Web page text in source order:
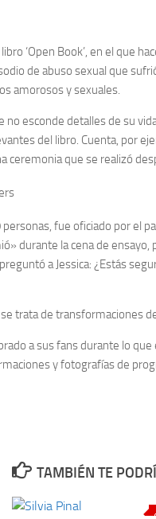
‘Open Book’, en el que
de abuso sexual que
amorosos y sexuales.
no esconde detalles de su
del libro. Cuenta, por
ceremonia que se realizó
fue oficiado por el
durante la cena de
a Jessica: ¿Estás
trata de transformaciones
a sus fans durante lo
y fotografías de
TAMBIÉN TE